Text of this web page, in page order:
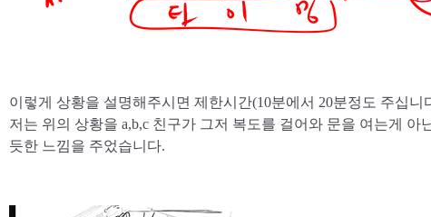
이렇게 상황을 설명해주시면 제한시간(10분에서 20분정도 주십니
저는 위의 상황을 a,b,c 친구가 그저 복도를 걸어와 문을 여는게 아
듯한 느낌을 주었습니다.